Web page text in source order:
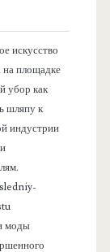
искусство
на площадке
убор как
шляпу к
индустрии
моды